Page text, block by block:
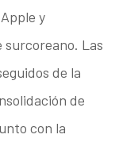
y
surcoreano. Las
de la
de
con la